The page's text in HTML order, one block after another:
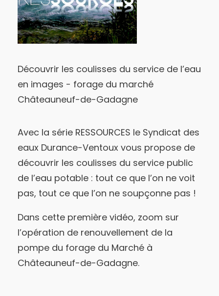
Découvrir les coulisses du service de l’eau
en images - forage du marché
Châteauneuf-de-Gadagne
Avec la série RESSOURCES le Syndicat des
eaux Durance-Ventoux vous propose de
découvrir les coulisses du service public
de l’eau potable : tout ce que l’on ne voit
pas, tout ce que l’on ne soupçonne pas !
Dans cette première vidéo, zoom sur
l’opération de renouvellement de la
pompe du forage du Marché à
Châteauneuf-de-Gadagne.